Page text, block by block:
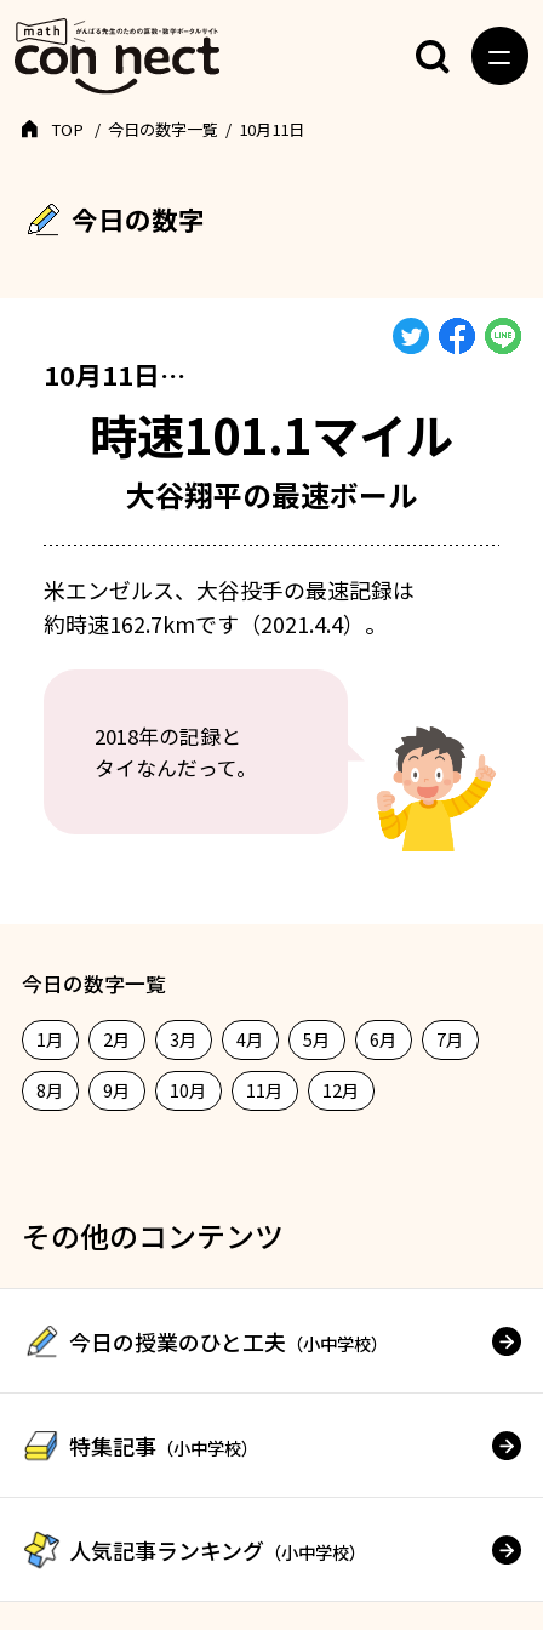
今日の数字
TOP 今日の数字一覧 10月11日
10月11日…
時速101.1マイル
大谷翔平の最速ボール
米エンゼルス、大谷投手の最速記録は
約時速162.7kmです（2021.4.4）。
2018年の記録と
タイなんだって。
今日の数字一覧
1月 2月 3月 4月 5月 6月
7月
8月
9月 10月 11月 12月
その他のコンテンツ
今日の授業のひと工夫 （小中学校）
特集記事 （小中学校）
人気記事ランキング （小中学校）